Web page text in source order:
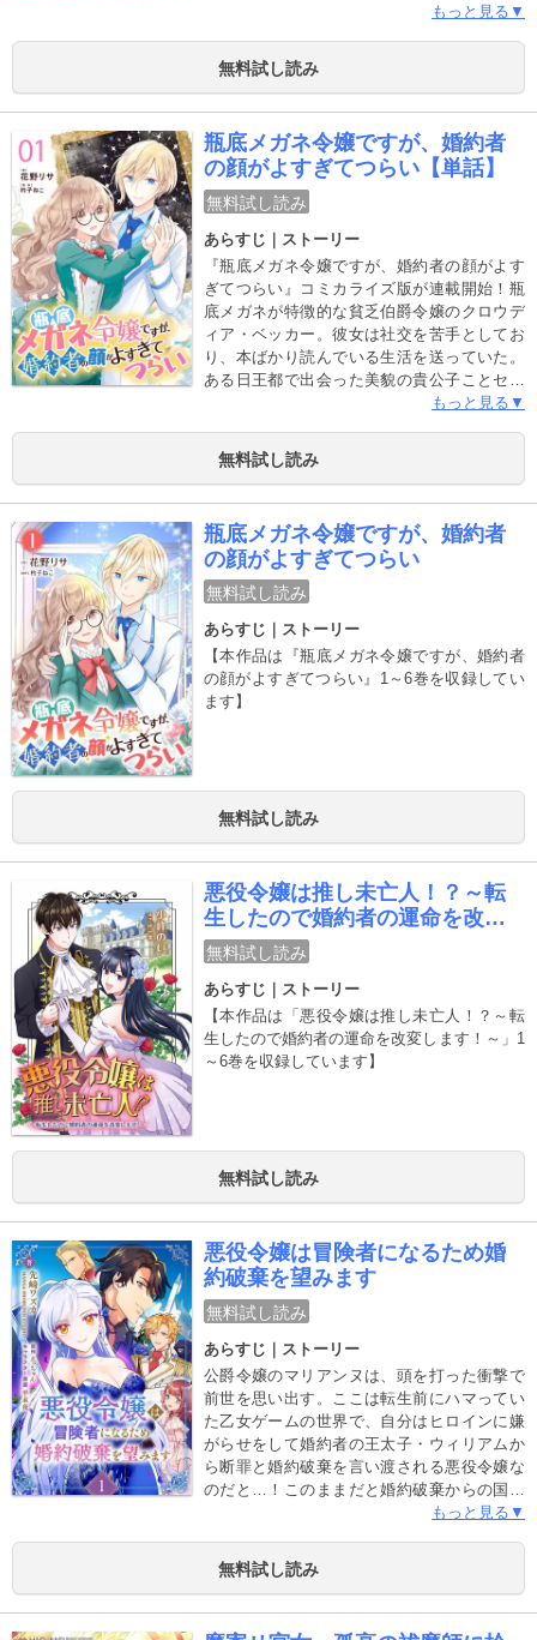
キャラだし！しかも、婚約者のユリウスは、
て吐き捨てた男！さらに、主人公の聖女アエ
ラとくっつく裏切り者じゃん！私は、やっぱ
駆使して魔王城に忍び込んだエルルが見た衝
撃の真実とは……！？そして、自由を求める
最弱令嬢エルルの新たなる冒険が始ま
る……！
もっと見る▼
無料試し読み
瓶底メガネ令嬢ですが、婚約者
の顔がよすぎてつらい【単話】
無料試し読み
あらすじ｜ストーリー
『瓶底メガネ令嬢ですが、婚約者の顔がよす
ぎてつらい』コミカライズ版が連載開始！瓶
底メガネが特徴的な貧乏伯爵令嬢のクロウデ
ィア・ベッカー。彼女は社交を苦手としてお
り、本ばかり読んでいる生活を送っていた。
ある日王都で出会った美貌の貴公子ことセイ
ン・ロイヒテンに求婚される。セインのあま
ロウディア。なんとその間に婚約が成立して
しまう。頑なに婚約破棄を申し出るクロウデ
と気絶してしまうクロウディアはそれでも必
死に説得を試みるがうまくいかず――！？そ
んな中クロウディアとセインが婚約した噂が
王都に広まり、令嬢たちから厳しい視線を向
けられるようになり……？顔が良すぎる婚約
者に振り回されるクロウディアの運命やいか
に――？
もっと見る▼
無料試し読み
瓶底メガネ令嬢ですが、婚約者
の顔がよすぎてつらい
無料試し読み
あらすじ｜ストーリー
【本作品は『瓶底メガネ令嬢ですが、婚約者
の顔がよすぎてつらい』1～6巻を収録してい
ます】
無料試し読み
悪役令嬢は推し未亡人！？～転
生したので婚約者の運命を改変
します！～
無料試し読み
あらすじ｜ストーリー
【本作品は「悪役令嬢は推し未亡人！？～転
生したので婚約者の運命を改変します！～」1
～6巻を収録しています】
無料試し読み
悪役令嬢は冒険者になるため婚
約破棄を望みます
無料試し読み
あらすじ｜ストーリー
公爵令嬢のマリアンヌは、頭を打った衝撃で
前世を思い出す。ここは転生前にハマってい
た乙女ゲームの世界で、自分はヒロインに嫌
がらせをして婚約者の王太子・ウィリアムか
ら断罪と婚約破棄を言い渡される悪役令嬢な
のだと…！このままだと婚約破棄からの国外
追放ルート待ったなし！しかしマリアンヌは
の社畜スキルと合わせれば一人でも生きてい
けるのでは？と気付く。『それなら国外追放
もっと見る▼
無料試し読み